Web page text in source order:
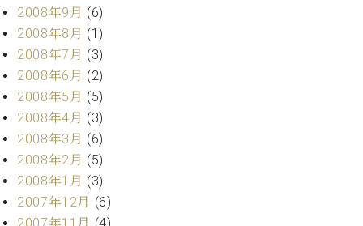
2008年9月 (6)
2008年8月 (1)
2008年7月 (3)
2008年6月 (2)
2008年5月 (5)
2008年4月 (3)
2008年3月 (6)
2008年2月 (5)
2008年1月 (3)
2007年12月 (6)